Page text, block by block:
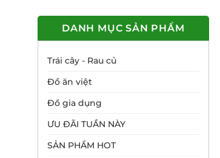
DANH MỤC SẢN PHẨM
Trái cây - Rau củ
Đồ ăn việt
Đồ gia dụng
ƯU ĐÃI TUẦN NÀY
SẢN PHẨM HOT